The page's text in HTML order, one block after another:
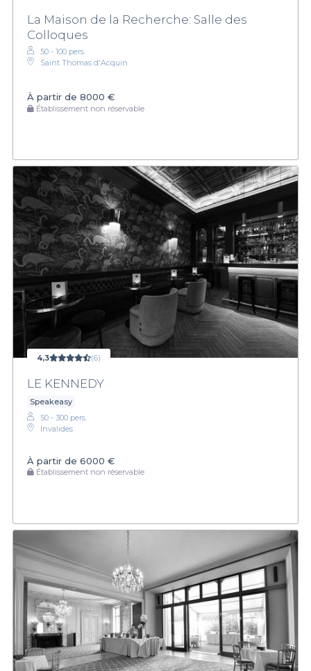
La Maison de la Recherche: Salle des
Colloques
50 - 100 pers.
Saint Thomas d'Acquin
À partir de 8000 €
Établissement non réservable
4,3 (6)
LE KENNEDY
Speakeasy
50 - 300 pers.
Invalides
À partir de 6000 €
Établissement non réservable